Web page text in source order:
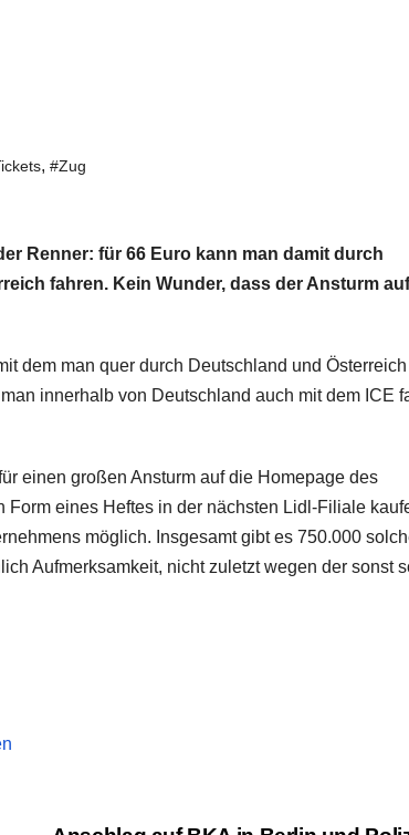
, #Zug
Renner: für 66 Euro kann man damit durch
fahren. Kein Wunder, dass der Ansturm
dem man quer durch Deutschland und Österreich
innerhalb von Deutschland auch mit dem ICE
einen großen Ansturm auf die Homepage des
Form eines Heftes in der nächsten Lidl-Filiale
möglich. Insgesamt gibt es 750.000
Aufmerksamkeit, nicht zuletzt wegen der sonst